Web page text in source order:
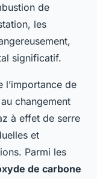
de
les
significatif.
l’importance de
changement
à effet de serre
et
Parmi les
de carbone